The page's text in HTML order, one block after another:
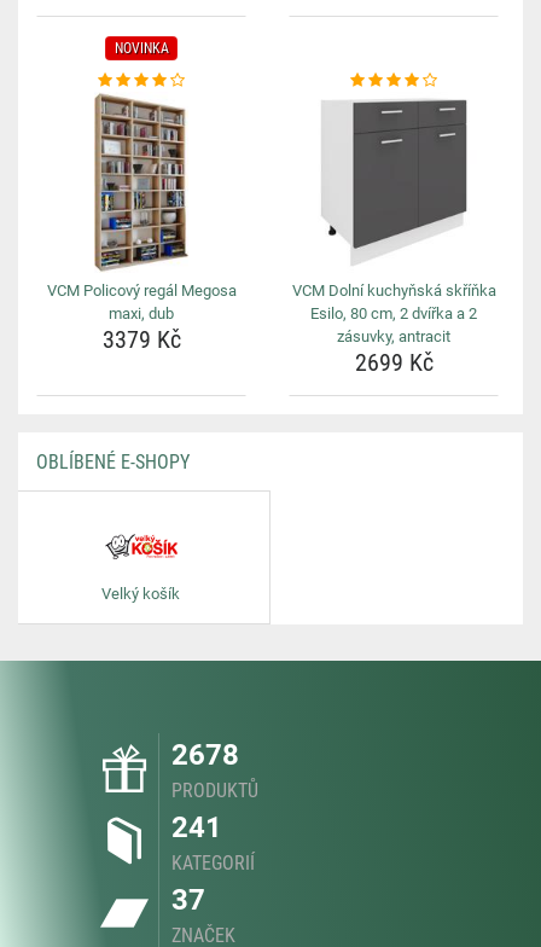
NOVINKA
VCM Policový regál Megosa
maxi, dub
3379 Kč
VCM Dolní kuchyňská skříňka
Esilo, 80 cm, 2 dvířka a 2
zásuvky, antracit
2699 Kč
OBLÍBENÉ E-SHOPY
Velký košík
2678
PRODUKTŮ
241
KATEGORIÍ
37
ZNAČEK